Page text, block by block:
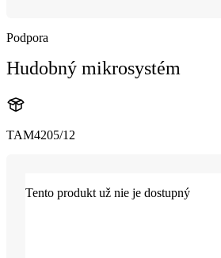
Podpora
Hudobný mikrosystém
TAM4205/12
Tento produkt už nie je dostupný